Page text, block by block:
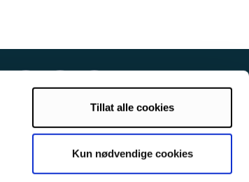
Tillat alle cookies
Kun nødvendige cookies